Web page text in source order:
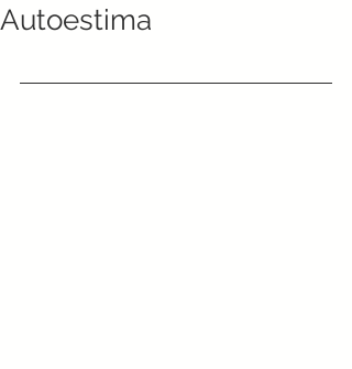
Autoestima